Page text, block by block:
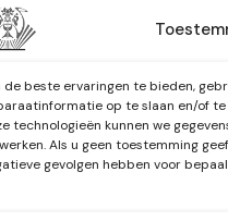
de beste ervaringen te bieden,
op te slaan en/of
technologieën kunnen we
Als u geen toestemming
gevolgen hebben voor
tussen de
hoogten om
school voor jongens
Taal
10u30 ·